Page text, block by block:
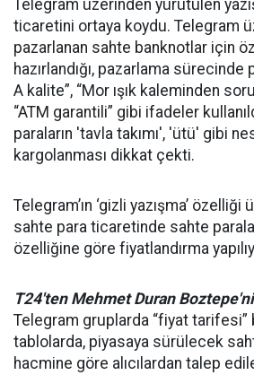
Telegram üzerinden yürütülen
ticaretini ortaya koydu. Telegram
pazarlanan sahte banknotlar için
hazırlandığı, pazarlama sürecinde
A kalite”, “Mor ışık kaleminden
“ATM garantili” gibi ifadeler
paraların 'tavla takımı', 'ütü' gibi
kargolanması dikkat çekti.
Telegram’ın ‘gizli yazışma’
sahte para ticaretinde sahte
özelliğine göre fiyatlandırma
T24'ten Mehmet Duran
Telegram gruplarda “fiyat tarifesi”
tablolarda, piyasaya sürülecek
hacmine göre alıcılardan talep